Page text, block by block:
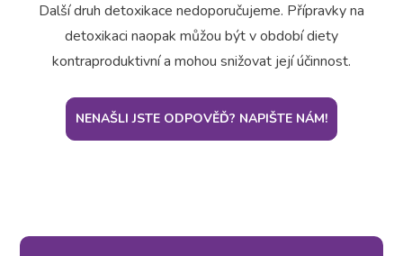
Další druh detoxikace nedoporučujeme. Přípravky na
detoxikaci naopak můžou být v období diety
kontraproduktivní a mohou snižovat její účinnost.
NENAŠLI JSTE ODPOVĚĎ? NAPIŠTE NÁM!